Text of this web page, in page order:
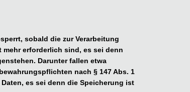
sobald die zur Verarbeitung
erforderlich sind, es sei denn
Darunter fallen etwa
nach § 147 Abs. 1
es sei denn die Speicherung ist